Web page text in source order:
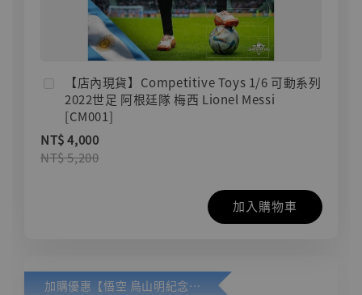
【店內現貨】Competitive Toys 1/6 可動系列
2022世足 阿根廷隊 梅西 Lionel Messi
[CM001]
NT$ 4,000
NT$ 5,200
加入購物車
加購優惠【悟空 鳥山明紀念款 [奇蹟工作室]】